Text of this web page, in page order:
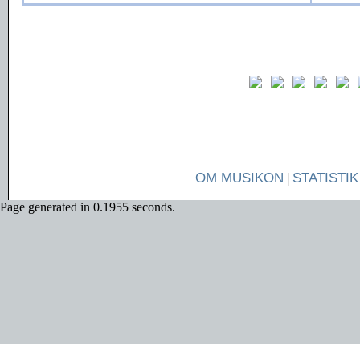
OM MUSIKON | STATISTIK
Page generated in 0.1955 seconds.